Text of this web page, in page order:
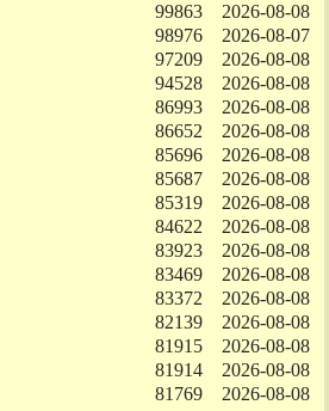
99863
2026-08-08
98976
2026-08-07
97209
2026-08-08
94528
2026-08-08
86993
2026-08-08
86652
2026-08-08
85696
2026-08-08
85687
2026-08-08
85319
2026-08-08
84622
2026-08-08
83923
2026-08-08
83469
2026-08-08
83372
2026-08-08
82139
2026-08-08
81915
2026-08-08
81914
2026-08-08
81769
2026-08-08